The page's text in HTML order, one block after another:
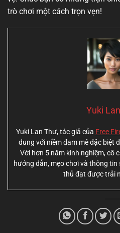
trò chơi một cách trọn vẹn!
Yuki
Yuki Lan Thư, tác giả của Free
dung với niềm đam mê đặc biệt
Với hơn 5 năm kinh nghiệm, cô
hướng dẫn, mẹo chơi và thông
thủ đạt được trải